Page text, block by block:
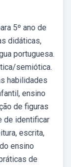
5º ano de
didáticas,
portuguesa.
semiótica.
habilidades
ensino
de figuras
de identificar
escrita,
ensino
de